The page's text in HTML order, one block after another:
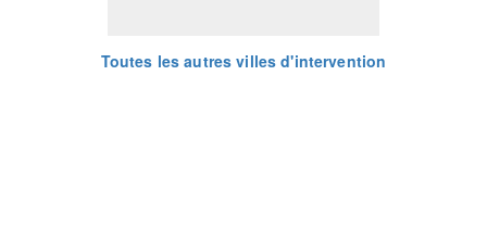
Toutes les autres villes d'intervention